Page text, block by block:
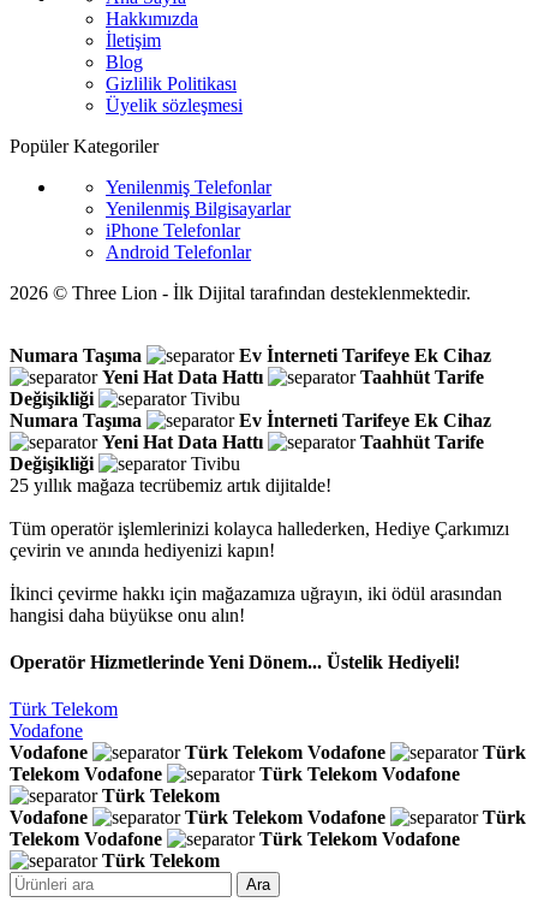
Hakkımızda
İletişim
Blog
Gizlilik Politikası
Üyelik sözleşmesi
Popüler Kategoriler
Yenilenmiş Telefonlar
Yenilenmiş Bilgisayarlar
iPhone Telefonlar
Android Telefonlar
2026 © Three Lion - İlk Dijital tarafından desteklenmektedir.
Numara Taşıma Ev İnterneti Tarifeye Ek Cihaz
Yeni Hat Data Hattı Taahhüt Tarife
Değişikliği
Tivibu
Numara Taşıma
Ev İnterneti Tarifeye Ek Cihaz
Yeni Hat Data Hattı Taahhüt Tarife
Değişikliği
Tivibu
25 yıllık mağaza tecrübemiz artık dijitalde!
Tüm operatör işlemlerinizi kolayca hallederken, Hediye Çarkımızı
çevirin ve anında hediyenizi kapın!
İkinci çevirme hakkı için mağazamıza uğrayın, iki ödül arasından
hangisi daha büyükse onu alın!
Operatör Hizmetlerinde Yeni Dönem... Üstelik Hediyeli!
Türk Telekom
Vodafone
Vodafone
Türk Telekom Vodafone
Türk
Telekom Vodafone Türk Telekom Vodafone
Türk Telekom
Vodafone
Türk Telekom Vodafone
Türk
Telekom Vodafone Türk Telekom Vodafone
Türk Telekom
Ara